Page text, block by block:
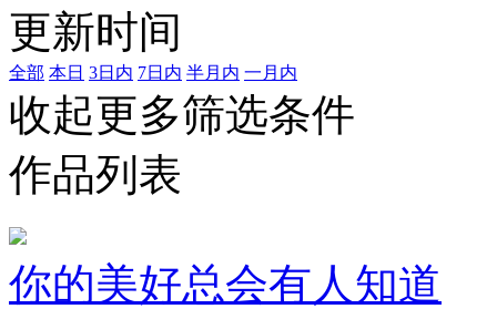
更新时间
全部 本日 3日内 7日内 半月内 一月内
收起更多筛选条件
作品列表
你的美好总会有人知道